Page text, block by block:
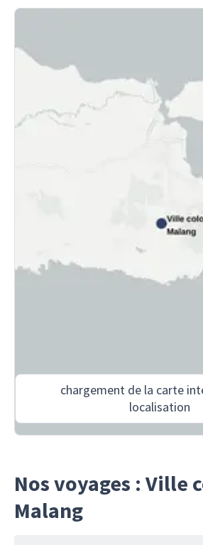
chargement de la carte
localisation
Nos voyages : Ville
Malang